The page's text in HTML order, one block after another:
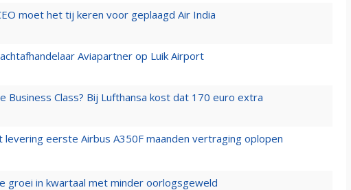
moet het tij keren voor geplaagd Air India
Aviapartner op Luik Airport
Business Class? Bij Lufthansa kost dat 170 euro extra
levering eerste Airbus A350F maanden vertraging oplopen
groei in kwartaal met minder oorlogsgeweld